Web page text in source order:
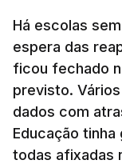
Há escolas
espera das
ficou fechado
previsto.
dados com
Educação
todas afixadas